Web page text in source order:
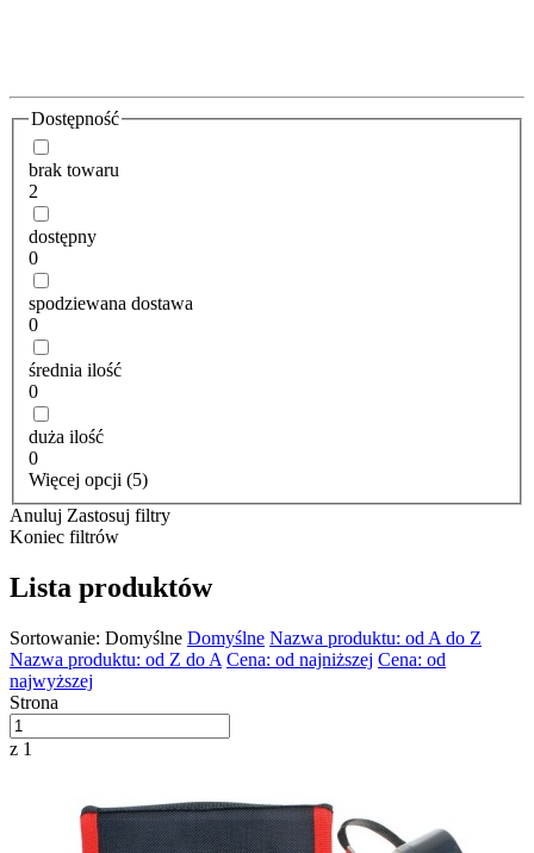
Dostępność
brak towaru
2
dostępny
0
spodziewana dostawa
0
średnia ilość
0
duża ilość
0
Więcej opcji (5)
Anuluj Zastosuj filtry
Koniec filtrów
Lista produktów
Sortowanie: Domyślne Domyślne Nazwa produktu: od A do Z
Nazwa produktu: od Z do A Cena: od najniższej Cena: od
najwyższej
Strona
z 1